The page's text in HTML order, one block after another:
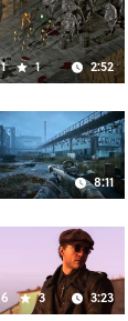
1 2:52
8:11
3 3:23